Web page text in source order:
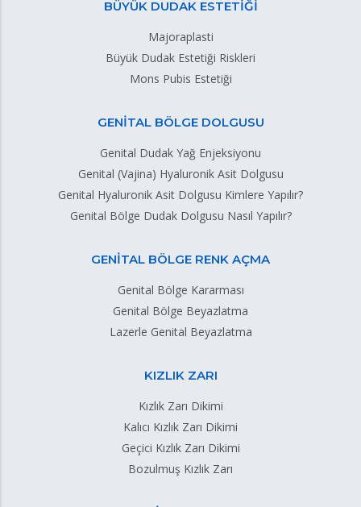
BÜYÜK DUDAK ESTETİĞİ
Majoraplasti
Büyük Dudak Estetiği Riskleri
Mons Pubis Estetiği
GENİTAL BÖLGE DOLGUSU
Genital Dudak Yağ Enjeksiyonu
Genital (Vajina) Hyaluronik Asit Dolgusu
Genital Hyaluronik Asit Dolgusu Kimlere Yapılır?
Genital Bölge Dudak Dolgusu Nasıl Yapılır?
GENİTAL BÖLGE RENK AÇMA
Genital Bölge Kararması
Genital Bölge Beyazlatma
Lazerle Genital Beyazlatma
KIZLIK ZARI
Kızlık Zarı Dikimi
Kalıcı Kızlık Zarı Dikimi
Geçici Kızlık Zarı Dikimi
Bozulmuş Kızlık Zarı